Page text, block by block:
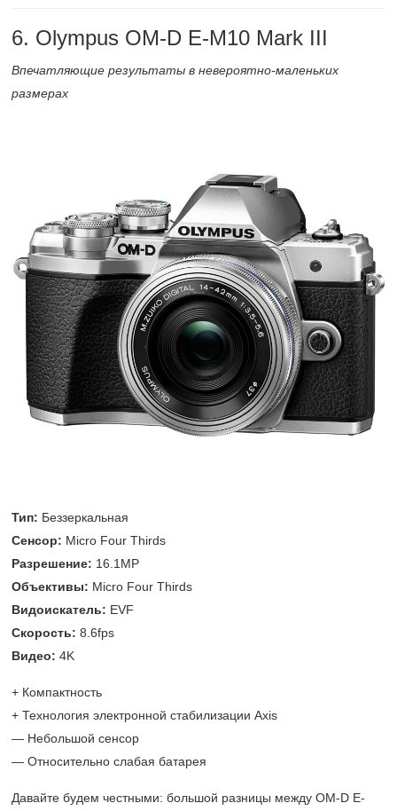
6. Olympus OM-D E-M10 Mark III
Впечатляющие результаты в невероятно-маленьких
размерах
Тип: Беззеркальная
Сенсор: Micro Four Thirds
Разрешение: 16.1MP
Объективы: Micro Four Thirds
Видоискатель: EVF
Скорость: 8.6fps
Видео: 4K
+ Компактность
+ Технология электронной стабилизации Axis
— Небольшой сенсор
— Относительно слабая батарея
Давайте будем честными: большой разницы между OM-D E-